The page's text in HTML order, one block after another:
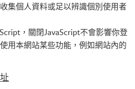
集個人資料或足以辨識個別使用者
，關閉JavaScript不會影響你登
用本網站某些功能，例如網站內的